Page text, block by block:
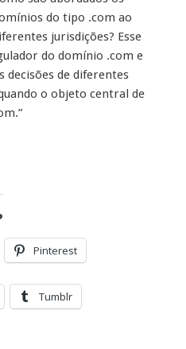
do tipo .com ao
jurisdições? Esse
do domínio .com e
decisões de diferentes
o objeto central de
Pinterest
Tumblr